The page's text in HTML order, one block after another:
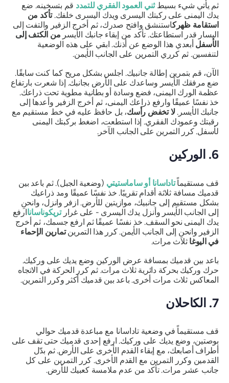
ثم يأتي شيء بسيطثني العمود الفقري للتمددقم بتسخينه. ضع
يدك اليمنى على ركبتك اليسرى ويدك اليسرى خلفك.تأكد من
استقامة ظهركاستنشق وافتح صدرك، ثم أخرج الزفير والتفت إلى
اليسار قدر استطاعتك. تأكد من إبقاء جانبك الأيسرمن الكتف إلى
الأسفلأبعدي هذا الوضع عن أذنك. ابقي على هذه الوضعية
لتنفسين. ثم كرري التمرين على الجانب الأيمن.
الآن، قم بتمرين إطالة جانبيك. اجلس بشكل مريح كما كنت سابقًا.
ضع مرفقك الأيسر وساعدك على الأرض بجانبك. إذا شعرت بارتفاع
عظمة الورك اليمنى، فضع وسادة أو بطانية مطوية تحت ذراعك.
خذ نفسًا عميقًا وارفع ذراعك اليمنى، ثم أخرج الزفير وأعدها إلى
جانبك الأيسر. لا تخفض رأسك، بل حافظ عليه في خط مستقيم مع
رقبتك وعمودك الفقري. إذا استطعت، اضغط بركبتك اليمنى
لأسفل. كرر التمرين على الجانب الآخر.
6. الوركين
قف مستقيماًتاداساناأوساماستيتي(وضعية الجبل). ثم باعد بين
قدميك مسافة ثلاثة أقدام تقريبًا. خذ نفسًا عميقًا ومد ذراعيك
بشكل مستقيم إلى جانبيك، موازيتين للأرض. ازفر وانزل، وانحنِ
إلى الجانب الأيسر وأنزل يدك اليسرى - على غرارتريكوناساناارفع
يدك اليمنى نحو السقف. خذ نفسًا عميقًا ثم ارفع جسمك، ثم أخرج
الزفير وانحنِ إلى الجانب الأيمن. كرر هذا التمرينتمارين الإحماء
في اليوغاثلاث مرات.
باعد بين قدميك بمسافة عرض الوركين وضع يديك على وركيك.
حرك وركيك بحركة دائرية ثلاث مرات. ثم كرر الحركة في الاتجاه
المعاكس ثلاث مرات أخرى. باعد بين قدميك أكثر وكرر التمرين.
7. الكاحلان
قف مستقيماً في وضعية تاداسانا مع مباعدة قدميك حوالي
بوصتين، وضع يديك على وركيك. ارفع إحدى قدميك حتى تقف على
أطراف أصابعك، مع إبقاء القدم الأخرى على الأرض. ثم بدّل
القدمين وكرر التمرين مع القدم الأخرى. كرر التمرين على كل
جانب عشر مرات. تأكد من عدم ملامسة كعبيك للأرض.